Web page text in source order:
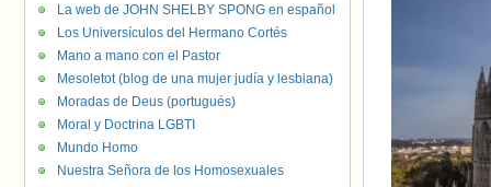
La web de JOHN SHELBY SPONG en español
Los Universículos del Hermano Cortés
Mano a mano con el Pastor
Mesoletot (blog de una mujer judía y lesbiana)
Moradas de Deus (portugués)
Moral y Doctrina LGBTI
Mundo Homo
Nuestra Señora de los Homosexuales